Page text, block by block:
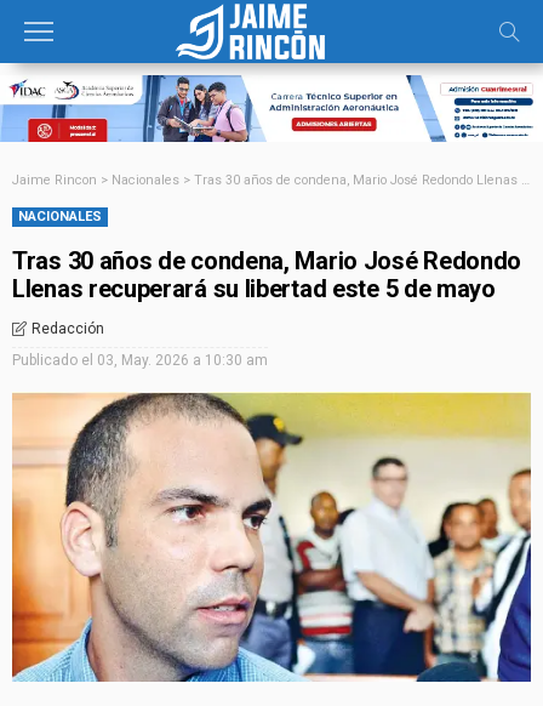
Jaime Rincon > Nacionales > Tras 30 años de condena, Mario José Redondo Llenas recuperará su libertad este 5 de mayo
NACIONALES
Tras 30 años de condena, Mario José Redondo
Llenas recuperará su libertad este 5 de mayo
Redacción
Publicado el 03, May. 2026 a 10:30 am